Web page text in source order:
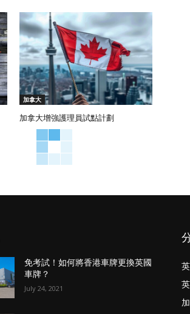
加拿大
加拿大增強護理員試點計劃
免考試！如何將香港車牌更換英國
車牌？
July 24, 2021